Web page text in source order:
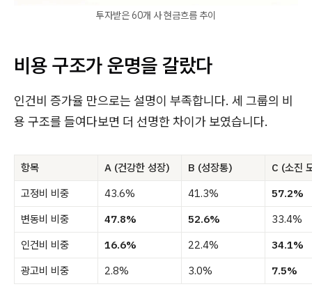
투자받은 60개 사 현금흐름 추이
비용 구조가 운명을 갈랐다
인건비 증가율 만으로는 설명이 부족합니다. 세 그룹의 비
용 구조를 들여다보면 더 선명한 차이가 보였습니다.
항목 A (건강한 성장) B (성장통)
C (소진
고정비 비중
43.6% 41.3%
57.2%
변동비 비중
47.8% 52.6%
33.4%
인건비 비중
16.6% 22.4%
34.1%
광고비 비중
2.8% 3.0% 7.5%